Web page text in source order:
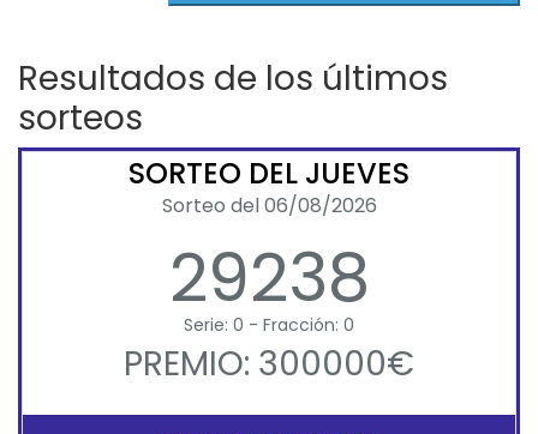
Resultados de los últimos
sorteos
SORTEO DEL JUEVES
Sorteo del 06/08/2026
29238
Serie: 0 - Fracción: 0
PREMIO: 300000€